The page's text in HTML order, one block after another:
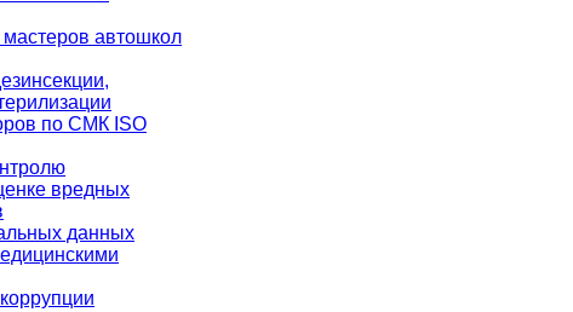
автошкол
по СМК ISO
вредных
данных